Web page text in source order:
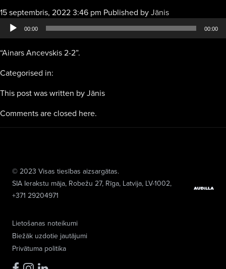
15 septembris, 2022 3:46 pm Published byJānisAudio
atskaņotājs
00:00 00:00
“Ainars Ancevskis 2-2”.
Categorised in:
This post was written by Jānis
Comments are closed here.
Lietošanas noteikumi
Biežāk uzdotie jautājumi
Privātuma politika
© 2023 Visas tiesības aizsargātas.
SIA Ierakstu māja, Robežu 27, Rīga, Latvija, LV-1002,
+371 29204971